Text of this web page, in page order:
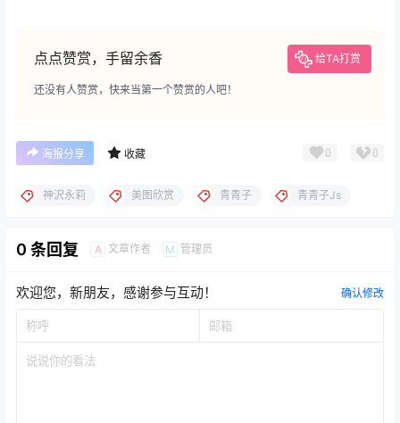
点点赞赏，手留余香 给TA打赏
还没有人赞赏，快来当第一个赞赏的人吧！
海报分享 收藏 0 0
神沢永莉 美图欣赏 青青子 青青子Js
0 条回复 A 文章作者 M 管理员
欢迎您，新朋友，感谢参与互动！ 确认修改